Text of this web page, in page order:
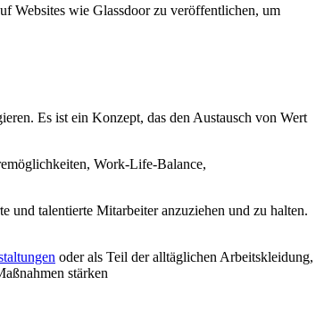
Websites wie Glassdoor zu veröffentlichen, um
Es ist ein Konzept, das den Austausch von Wert
Work-Life-Balance,
und talentierte Mitarbeiter anzuziehen und zu halten.
oder als Teil der alltäglichen Arbeitskleidung,
stärken